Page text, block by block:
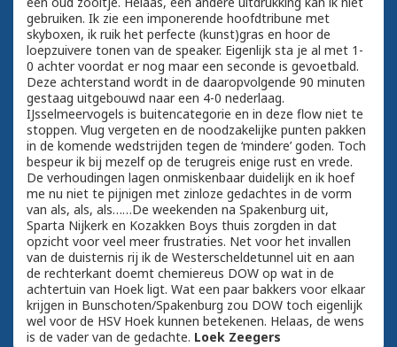
gebruiken. Ik zie een imponerende hoofdtribune met
skyboxen, ik ruik het perfecte (kunst)gras en hoor de
loepzuivere tonen van de speaker. Eigenlijk sta je al met 1-
0 achter voordat er nog maar een seconde is gevoetbald.
Deze achterstand wordt in de daaropvolgende 90 minuten
gestaag uitgebouwd naar een 4-0 nederlaag.
IJsselmeervogels is buitencategorie en in deze flow niet te
stoppen. Vlug vergeten en de noodzakelijke punten pakken
in de komende wedstrijden tegen de ‘mindere’ goden. Toch
bespeur ik bij mezelf op de terugreis enige rust en vrede.
De verhoudingen lagen onmiskenbaar duidelijk en ik hoef
me nu niet te pijnigen met zinloze gedachtes in de vorm
van als, als, als……De weekenden na Spakenburg uit,
Sparta Nijkerk en Kozakken Boys thuis zorgden in dat
opzicht voor veel meer frustraties. Net voor het invallen
van de duisternis rij ik de Westerscheldetunnel uit en aan
de rechterkant doemt chemiereus DOW op wat in de
achtertuin van Hoek ligt. Wat een paar bakkers voor elkaar
krijgen in Bunschoten/Spakenburg zou DOW toch eigenlijk
wel voor de HSV Hoek kunnen betekenen. Helaas, de wens
is de vader van de gedachte. Loek Zeegers